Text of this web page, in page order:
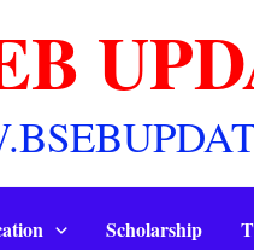
Scholarship